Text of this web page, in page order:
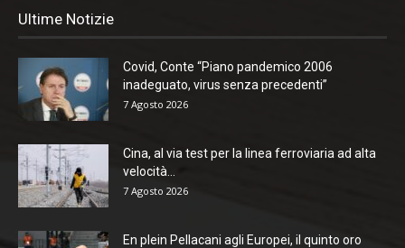
Ultime Notizie
Covid, Conte “Piano pandemico 2006
inadeguato, virus senza precedenti”
7 Agosto 2026
Cina, al via test per la linea ferroviaria ad alta
velocità...
7 Agosto 2026
En plein Pellacani agli Europei, il quinto oro